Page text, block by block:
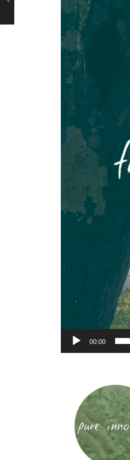
00:00